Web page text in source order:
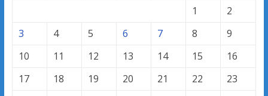
1
2
3
4 5 6 7 8
9
10
11 12 13 14 15
16
17
18 19 20 21 22
23